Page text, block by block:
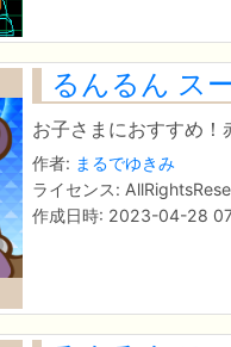
るんるん ス
お子さまにおすすめ！
作者: まるでゆきみ
ライセンス:
作成日時: 2023-04-28